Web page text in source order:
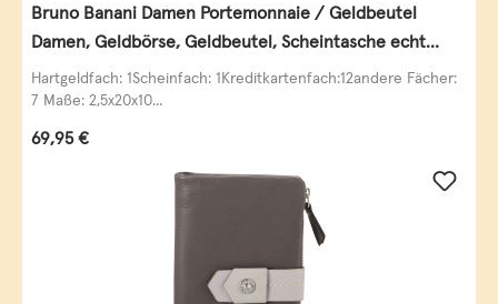
Bruno Banani Damen Portemonnaie / Geldbeutel
Damen, Geldbörse, Geldbeutel, Scheintasche echt
Leder
Hartgeldfach: 1Scheinfach: 1Kreditkartenfach:12andere Fächer:
7 Maße: 2,5x20x10...
Regulärer Preis:
69,95 €